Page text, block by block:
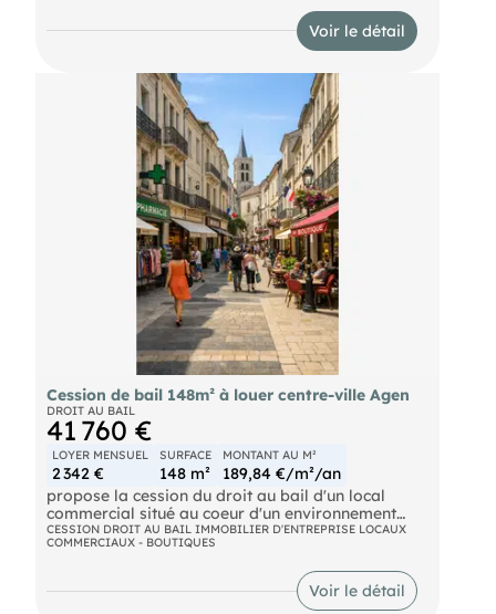
emplacement pour des activités de commerce de
détail. Le bail en place autorise une exploitation
de la restauration. Cette opportunité s'adresse à
une enseigne souhaitant s'implanter dans un
secteur central reconnu pour sa fréquentation et
son dynamisme commercial, offrant un cadre
favorable au développement d'une activité de
commerce ou de services. Cession droit au bail :
30 000 Euros Loyer annuel : 28100 Euros (loyer de
référence : 2024) Honoraires agence : forfait de
4900 Euros HT (5880 Euros TTC)
Voir le détail
Cession de bail 148m² à louer centre-ville Agen
DROIT AU BAIL
41 760 €
LOYER MENSUEL
2 342 €
SURFACE
148 m²
MONTANT AU M²
189,84 €/m²/an
propose la cession du droit au bail d'un local
commercial situé au coeur d'un environnement
commerçant dynamique du centre-ville,
bénéficiant d'un flux piétonnier régulier et d'une
excellente visibilité commerciale. Ce local a
précédemment accueilli des enseignes nationales
témoignant de l'attractivité commerciale de cet
CESSION DROIT AU BAIL IMMOBILIER D'ENTREPRISE LOCAUX
COMMERCIAUX - BOUTIQUES
Voir le détail